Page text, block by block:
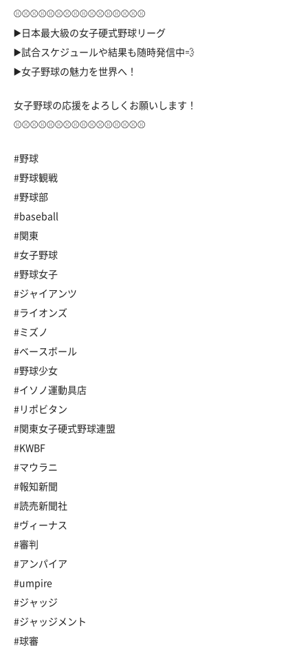
⚾️⚾️⚾️⚾️⚾️⚾️⚾️⚾️⚾️⚾️⚾️⚾️⚾️⚾️⚾️⚾️
▶️日本最大級の女子硬式野球リーグ
▶️試合スケジュールや結果も随時発信中💨
▶️女子野球の魅力を世界へ！
女子野球の応援をよろしくお願いします！
⚾️⚾️⚾️⚾️⚾️⚾️⚾️⚾️⚾️⚾️⚾️⚾️⚾️⚾️⚾️⚾️
#野球
#野球観戦
#野球部
#baseball
#関東
#女子野球
#野球女子
#ジャイアンツ
#ライオンズ
#ミズノ
#ベースボール
#野球少女
#イソノ運動具店
#リポビタン
#関東女子硬式野球連盟
#KWBF
#マウラニ
#報知新聞
#読売新聞社
#ヴィーナス
#審判
#アンパイア
#umpire
#ジャッジ
#ジャッジメント
#球審